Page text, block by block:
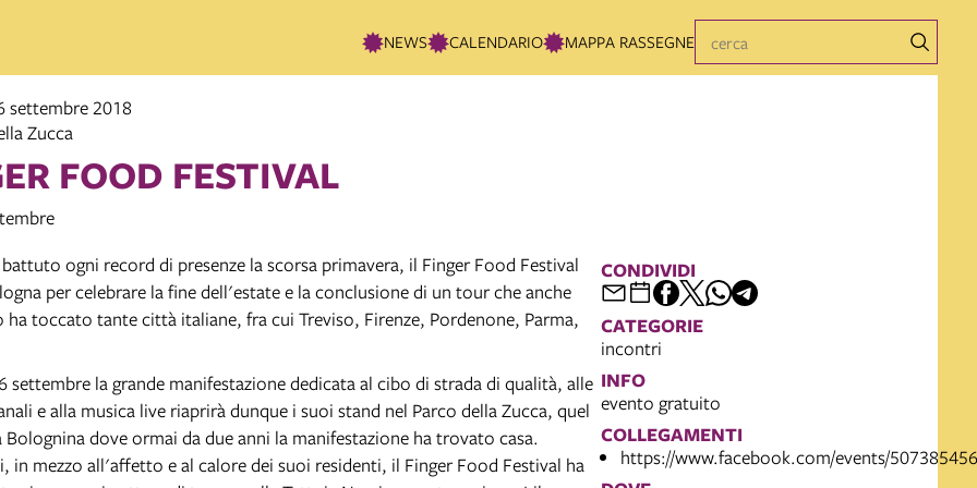
NEWS CALENDARIO MAPPA RASSEGNE
settembre 2018
Zucca
FOOD FESTIVAL
ogni record di presenze la scorsa primavera, il Finger Food Festival
per celebrare la fine dell'estate e la conclusione di un tour che anche
ha toccato tante città italiane, fra cui Treviso, Firenze, Pordenone, Parma,
settembre la grande manifestazione dedicata al cibo di strada di qualità, alle
e alla musica live riaprirà dunque i suoi stand nel Parco della Zucca, quel
Bolognina dove ormai da due anni la manifestazione ha trovato casa.
in mezzo all'affetto e al calore dei suoi residenti, il Finger Food Festival ha
CONDIVIDI
CATEGORIE
incontri
INFO
evento gratuito
COLLEGAMENTI
https://www.facebook.com/events/